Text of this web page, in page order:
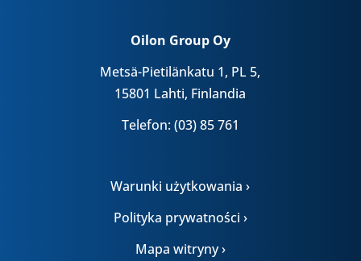
Oilon Group Oy
Metsä-Pietilänkatu 1, PL 5,
15801 Lahti, Finlandia
Telefon: (03) 85 761
Warunki użytkowania ›
Polityka prywatności ›
Mapa witryny ›